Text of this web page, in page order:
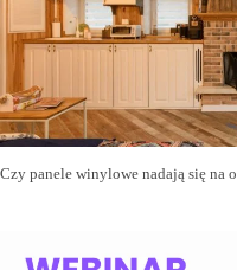
Czy panele winylowe nadają się na